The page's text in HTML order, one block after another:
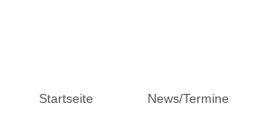
Startseite News/Termine